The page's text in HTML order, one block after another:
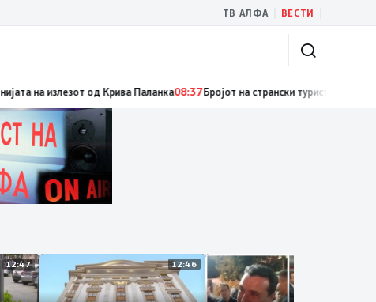
ТВ АЛФА ВЕСТИ
многу висок FWI08:37Гори ниска вегетација, дрва и пченка во Горно
12:47 12:46